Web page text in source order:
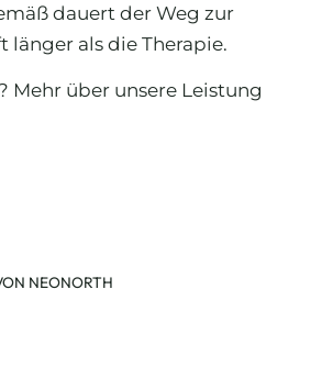
dauert der Weg zur
länger als die Therapie.
Mehr über unsere Leistung
NEONORTH